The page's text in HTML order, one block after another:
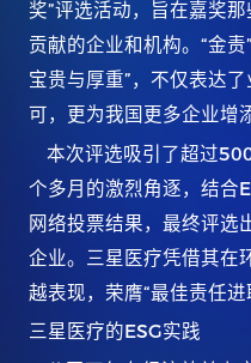
奖”评选活动，旨在嘉奖那
贡献的企业和机构。 “金责”
宝贵与厚重”，不仅表达
可，更为我国更多企业增
本次评选吸引了超过
个多月的激烈角逐，结合
网络投票结果，最终评选
企业。三星医疗凭借其在
越表现，荣膺“最佳责任进
三星医疗的ESG实践